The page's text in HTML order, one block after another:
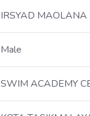
IRSYAD MAOLANA
Male
SWIM ACADEMY